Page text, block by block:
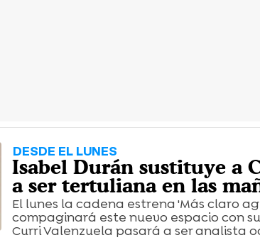
DESDE EL LUNES
Isabel Durán sustituye a
a ser tertuliana en las
El lunes la cadena estrena 'Más claro
compaginará este nuevo espacio con
Curri Valenzuela pasará a ser analista